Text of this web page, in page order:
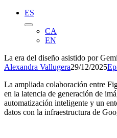
ES
CA
EN
La era del diseño asistido por
Alexandra Vallugera29/12/2025
La ampliada colaboración entre
en la latencia de generación de
automatización inteligente y un
datos con la infraestructura de